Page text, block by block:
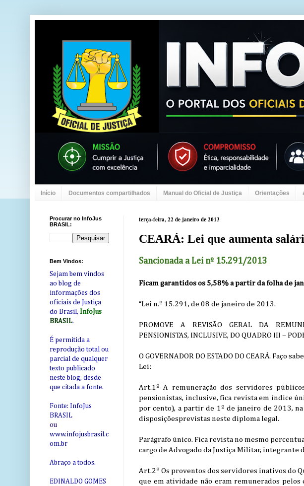
Início Documentos compartilhados Manual do Oficial de Justiça Orientações
terça-feira, 22 de janeiro de 2013
CEARÁ: Lei que aumenta
Sancionada a Lei nº 15.291/2013
Ficam garantidos os 5,58% a partir da folha de
“Lei n.º 15.291, de 08 de janeiro de 2013.
PROMOVE A REVISÃO GERAL DA
PENSIONISTAS, INCLUSIVE, DO QUADRO III –
O GOVERNADOR DO ESTADO DO CEARÁ. Faço
Lei:
Art.1º A remuneração dos servidores
pensionistas, inclusive, fica revista em índice
por cento), a partir de 1º de janeiro de 2013,
disposiçõesprevistas neste diploma legal.
Parágrafo único. Fica revista no mesmo
cargo de Advogado da Justiça Militar, integrante
Art.2º Os proventos dos servidores inativos do
que em atividade não eram remunerados
Procurar no InfoJus
BRASIL:
Bem Vindos:
Sejam bem vindos
ao blog de
informações dos
oficiais de Justiça
do Brasil, InfoJus
BRASIL.
É permitida a
reprodução total ou
parcial de qualquer
texto publicado
neste blog, desde
que citada a fonte.
Fonte: InfoJus
BRASIL
ou
www.infojusbrasil.c
om.br
Abraço a todos.
EDINALDO GOMES